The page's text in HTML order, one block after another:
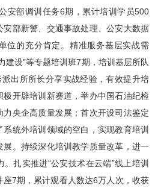
安部调训任务6期，累计培训学员500
安部新警、交通事故处理、公安大数据
位的充分肯定。精准服务基层实战需
建设”等专题培训班7期，培训基层所队
出所所长分享实战经验，有效提升培
开辟培训新赛道，举办中国石油纪检
力央企高质量发展；首次开设司法鉴定
统外培训领域的空白，实现教育培训
展。持续深化培训教学质量改革，进一
扎实推进“公安技术在云端”线上培训
7期，累计观看人数达6万人次，收获